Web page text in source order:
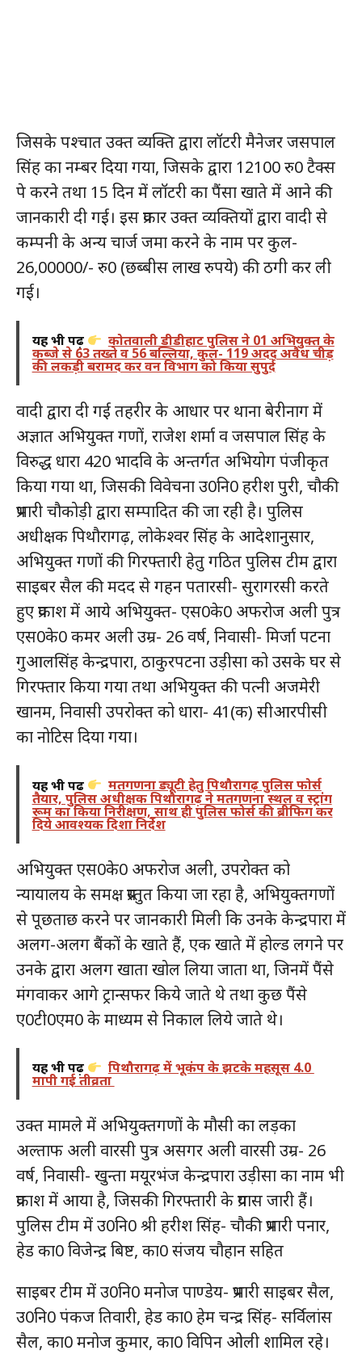
जिसके पश्चात उक्त व्यक्ति द्वारा लॉटरी मैनेजर जसपाल
सिंह का नम्बर दिया गया, जिसके द्वारा 12100 रु0 टैक्स
पे करने तथा 15 दिन में लॉटरी का पैंसा खाते में आने की
जानकारी दी गई। इस प्रकार उक्त व्यक्तियों द्वारा वादी से
कम्पनी के अन्य चार्ज जमा करने के नाम पर कुल-
26,00000/- रु0 (छब्बीस लाख रुपये) की ठगी कर ली
गई।
यह भी पढ़ें कोतवाली डीडीहाट पुलिस ने 01 अभियुक्त के
कब्जे से 63 तख्ते व 56 बल्लिया, कुल- 119 अदद अवैध चीड़
की लकड़ी बरामद कर वन विभाग को किया सुपुर्द
वादी द्वारा दी गई तहरीर के आधार पर थाना बेरीनाग में
अज्ञात अभियुक्त गणों, राजेश शर्मा व जसपाल सिंह के
विरुद्ध धारा 420 भादवि के अन्तर्गत अभियोग पंजीकृत
किया गया था, जिसकी विवेचना उ0नि0 हरीश पुरी, चौकी
प्रभारी चौकोड़ी द्वारा सम्पादित की जा रही है। पुलिस
अधीक्षक पिथौरागढ़, लोकेश्वर सिंह के आदेशानुसार,
अभियुक्त गणों की गिरफ्तारी हेतु गठित पुलिस टीम द्वारा
साइबर सैल की मदद से गहन पतारसी- सुरागरसी करते
हुए प्रकाश में आये अभियुक्त- एस0के0 अफरोज अली पुत्र
एस0के0 कमर अली उम्र- 26 वर्ष, निवासी- मिर्जा पटना
गुआलसिंह केन्द्रपारा, ठाकुरपटना उड़ीसा को उसके घर से
गिरफ्तार किया गया तथा अभियुक्त की पत्नी अजमेरी
खानम, निवासी उपरोक्त को धारा- 41(क) सीआरपीसी
का नोटिस दिया गया।
यह भी पढ़ें मतगणना ड्यूटी हेतु पिथौरागढ़ पुलिस फोर्स
तैयार, पुलिस अधीक्षक पिथौरागढ़ ने मतगणना स्थल व स्ट्रांग
रूम का किया निरीक्षण, साथ ही पुलिस फोर्स की ब्रीफिग कर
दिये आवश्यक दिशा निर्देश
अभियुक्त एस0के0 अफरोज अली, उपरोक्त को
न्यायालय के समक्ष प्रस्तुत किया जा रहा है, अभियुक्तगणों
से पूछताछ करने पर जानकारी मिली कि उनके केन्द्रपारा में
अलग-अलग बैंकों के खाते हैं, एक खाते में होल्ड लगने पर
उनके द्वारा अलग खाता खोल लिया जाता था, जिनमें पैंसे
मंगवाकर आगे ट्रान्सफर किये जाते थे तथा कुछ पैंसे
ए0टी0एम0 के माध्यम से निकाल लिये जाते थे।
यह भी पढ़ें पिथौरागढ़ में भूकंप के झटके महसूस 4.0
मापी गई तीव्रता
उक्त मामले में अभियुक्तगणों के मौसी का लड़का
अल्ताफ अली वारसी पुत्र असगर अली वारसी उम्र- 26
वर्ष, निवासी- खुन्ता मयूरभंज केन्द्रपारा उड़ीसा का नाम भी
प्रकाश में आया है, जिसकी गिरफ्तारी के प्रयास जारी हैं।
पुलिस टीम में उ0नि0 श्री हरीश सिंह- चौकी प्रभारी पनार,
हेड का0 विजेन्द्र बिष्ट, का0 संजय चौहान सहित
साइबर टीम में उ0नि0 मनोज पाण्डेय- प्रभारी साइबर सैल,
उ0नि0 पंकज तिवारी, हेड का0 हेम चन्द्र सिंह- सर्विलांस
सैल, का0 मनोज कुमार, का0 विपिन ओली शामिल रहे।